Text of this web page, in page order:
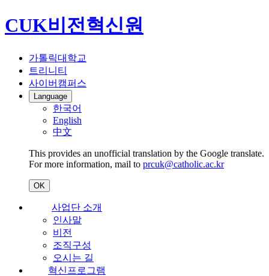
CUK비전혁신원
가톨릭대학교
트리니티
사이버캠퍼스
Language
한국어
English
中文
This provides an unofficial translation by the Google translate.
For more information, mail to prcuk@catholic.ac.kr
OK
사업단 소개
인사말
비전
조직구성
오시는 길
혁신프로그램